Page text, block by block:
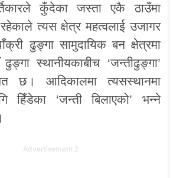
कुँदेका जस्ता एकै ठाउँमा
त्यस क्षेत्र महत्वलाई उजागर
ढुङ्गा सामुदायिक बन क्षेत्रमा
स्थानीयकाबीच ‘जन्तीढुङ्गा’
छ। आदिकालमा त्यसस्थानमा
हिँडेका ‘जन्ती बिलाएको’ भन्ने
Advertisement 2